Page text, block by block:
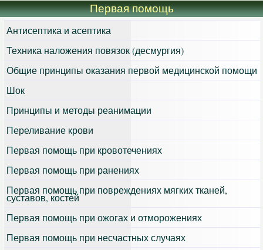
Первая помощь
Антисептика и асептика
Техника наложения повязок (десмургия)
Общие принципы оказания первой медицинской помощи
Шок
Принципы и методы реанимации
Переливание крови
Первая помощь при кровотечениях
Первая помощь при ранениях
Первая помощь при повреждениях мягких тканей,
суставов, костей
Первая помощь при ожогах и отморожениях
Первая помощь при несчастных случаях